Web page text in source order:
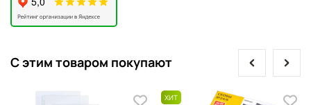
С этим товаром покупают
prev next